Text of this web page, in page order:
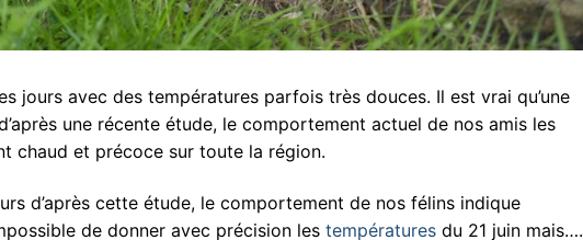
jours avec des températures parfois très douces. Il est vrai qu’une
une récente étude, le comportement actuel de nos amis les
chaud et précoce sur toute la région.
d’après cette étude, le comportement de nos félins indique
de donner avec précision les températures du 21 juin mais….